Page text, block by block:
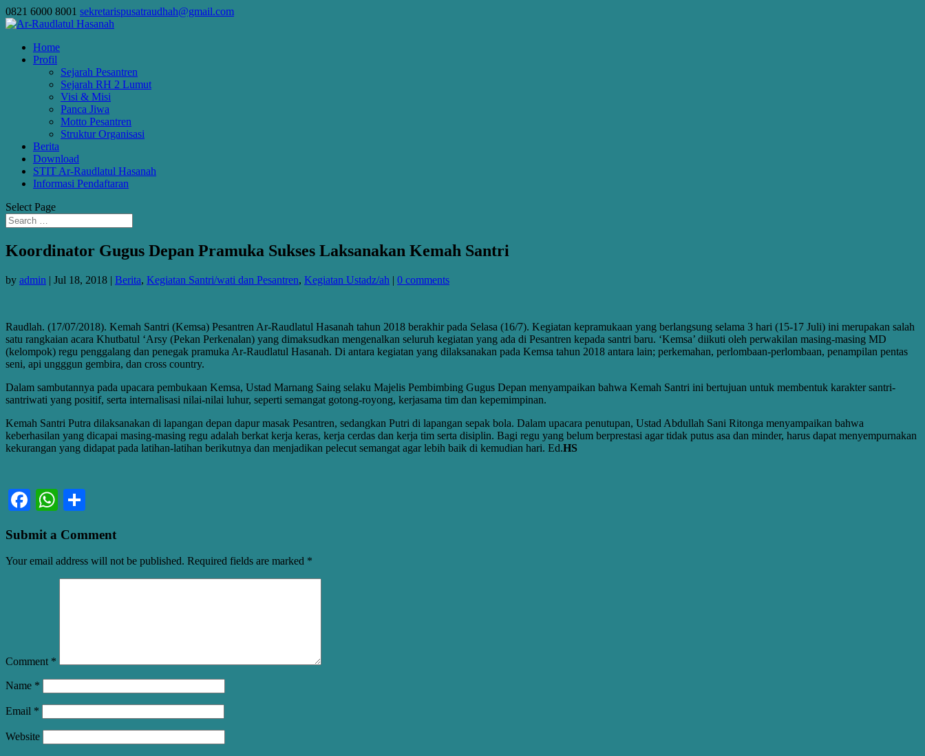
0821 6000 8001 sekretarispusatraudhah@gmail.com
Home
Profil
Sejarah Pesantren
Sejarah RH 2 Lumut
Visi & Misi
Panca Jiwa
Motto Pesantren
Struktur Organisasi
Berita
Download
STIT Ar-Raudlatul Hasanah
Informasi Pendaftaran
Select Page
Koordinator Gugus Depan Pramuka Sukses Laksanakan Kemah Santri
by admin | Jul 18, 2018 | Berita, Kegiatan Santri/wati dan Pesantren, Kegiatan Ustadz/ah | 0 comments
Raudlah. (17/07/2018). Kemah Santri (Kemsa) Pesantren Ar-Raudlatul Hasanah tahun 2018 berakhir pada Selasa (16/7). Kegiatan kepramukaan yang berlangsung selama 3 hari (15-17 Juli) ini merupakan salah
satu rangkaian acara Khutbatul ‘Arsy (Pekan Perkenalan) yang dimaksudkan mengenalkan seluruh kegiatan yang ada di Pesantren kepada santri baru. ‘Kemsa’ diikuti oleh perwakilan masing-masing MD
(kelompok) regu penggalang dan penegak pramuka Ar-Raudlatul Hasanah. Di antara kegiatan yang dilaksanakan pada Kemsa tahun 2018 antara lain; perkemahan, perlombaan-perlombaan, penampilan pentas
seni, api ungggun gembira, dan cross country.
Dalam sambutannya pada upacara pembukaan Kemsa, Ustad Marnang Saing selaku Majelis Pembimbing Gugus Depan menyampaikan bahwa Kemah Santri ini bertujuan untuk membentuk karakter santri-
santriwati yang positif, serta internalisasi nilai-nilai luhur, seperti semangat gotong-royong, kerjasama tim dan kepemimpinan.
Kemah Santri Putra dilaksanakan di lapangan depan dapur masak Pesantren, sedangkan Putri di lapangan sepak bola. Dalam upacara penutupan, Ustad Abdullah Sani Ritonga menyampaikan bahwa
keberhasilan yang dicapai masing-masing regu adalah berkat kerja keras, kerja cerdas dan kerja tim serta disiplin. Bagi regu yang belum berprestasi agar tidak putus asa dan minder, harus dapat menyempurnakan
kekurangan yang didapat pada latihan-latihan berikutnya dan menjadikan pelecut semangat agar lebih baik di kemudian hari. Ed.HS
Facebook
WhatsApp
Submit a Comment
Your email address will not be published. Required fields are marked *
Comment *
Name *
Email *
Website